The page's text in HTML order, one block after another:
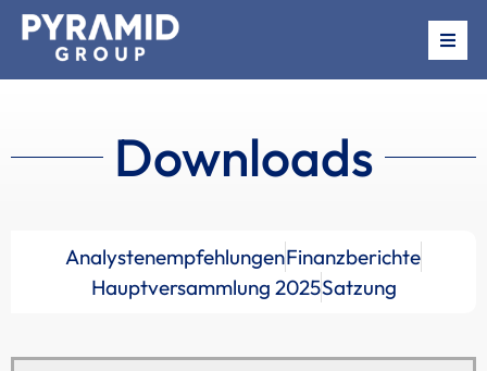
Beteiligungen Downloads
AnalystenempfehlungenFinanzberichte
Hauptversammlung 2025Satzung